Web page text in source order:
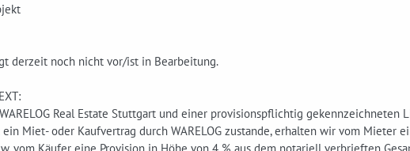
derzeit noch nicht vor/ist in Bearbeitung.
Real Estate Stuttgart und einer provisionspflichtig gekennzeichneten
Miet- oder Kaufvertrag durch WARELOG zustande, erhalten wir vom Mieter
vom Käufer eine Provision in Höhe von 4 % aus dem notariell verbrieften